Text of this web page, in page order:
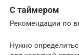
С таймером
Рекомендации по
Нужно